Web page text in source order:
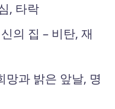
, 타락
의 집 – 비탄, 재
망과 밝은 앞날, 명